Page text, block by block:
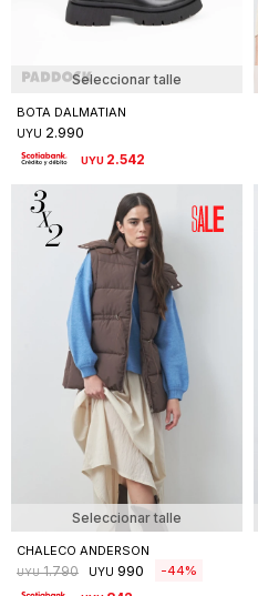
Seleccionar talle
BOTA DALMATIAN
UYU 2.990
UYU 2.542
Seleccionar talle
CHALECO ANDERSON
UYU 1.790 UYU 990 44